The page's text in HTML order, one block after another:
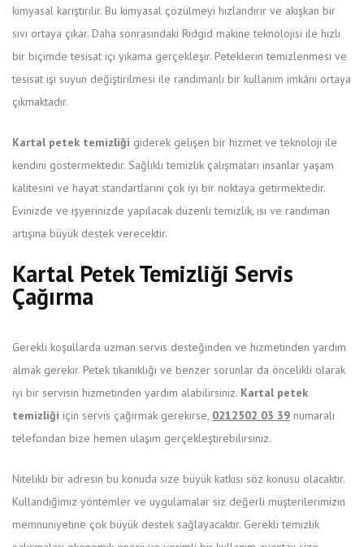
kimyasal karıştırılır. Bu kimyasal çözülmeyi hızlandırır ve akışkan bir
sıvı ortaya çıkar. Daha sonrasındaki Ridgid makine teknolojisi ile hızlı
bir biçimde tesisat içi yıkama gerçekleşir. Peteklerin temizlenmesi ve
tesisat işi suyun değiştirilmesi ile randımanlı bir kullanım imkânı ortaya
çıkmaktadır.
Kartal petek temizliği giderek gelişen bir hizmet ve teknoloji ile
kendini göstermektedir. Sağlıklı temizlik çalışmaları insanlar yaşam
kalitesini ve hayat standartlarını çok iyi bir noktaya getirmektedir.
Evinizde ve işyerinizde yapılacak düzenli temizlik, ısı ve randıman
artışına büyük destek verecektir.
Kartal Petek Temizliği Servis
Çağırma
Gerekli koşullarda uzman servis desteğinden ve hizmetinden yardım
almak gerekir. Petek tıkanıklığı ve benzer sorunlar da öncelikli olarak
iyi bir servisin hizmetinden yardım alabilirsiniz. Kartal petek
temizliği için servis çağırmak gerekirse, 0212502 03 39 numaralı
telefondan bize hemen ulaşım gerçekleştirebilirsiniz.
Nitelikli bir adresin bu konuda size büyük katkısı söz konusu olacaktır.
Kullandığımız yöntemler ve uygulamalar siz değerli müşterilerimizin
memnuniyetine çok büyük destek sağlayacaktır. Gerekli temizlik